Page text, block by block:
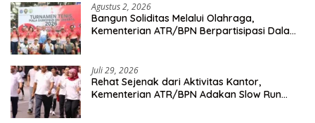
Agustus 2, 2026
Bangun Soliditas Melalui Olahraga,
Kementerian ATR/BPN Berpartisipasi Dalam
Juli 29, 2026
Rehat Sejenak dari Aktivitas Kantor,
Kementerian ATR/BPN Adakan Slow Run